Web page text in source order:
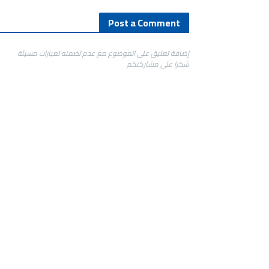
Post a Comment
إضافة تعليق على الموضوع مع عدم تضمنه لعبارات مسيئة
شكرا على مشاركتكم